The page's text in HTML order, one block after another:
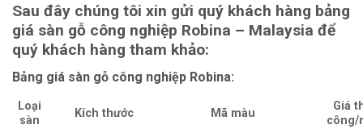
Sau đây chúng tôi xin gửi quý khách hàng bảng
giá sàn gỗ công nghiệp Robina – Malaysia để
quý khách hàng tham khảo:
Bảng giá sàn gỗ công nghiệp Robina:
Loại
sàn
Kích thước Mã màu
Giá
công/